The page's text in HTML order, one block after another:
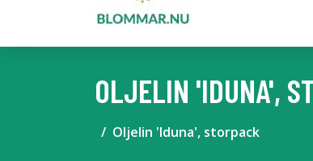
OLJELIN 'IDUNA',
Oljelin 'Iduna', storpack